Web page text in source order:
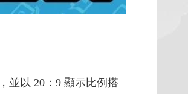
並以 20：9 顯示比例搭